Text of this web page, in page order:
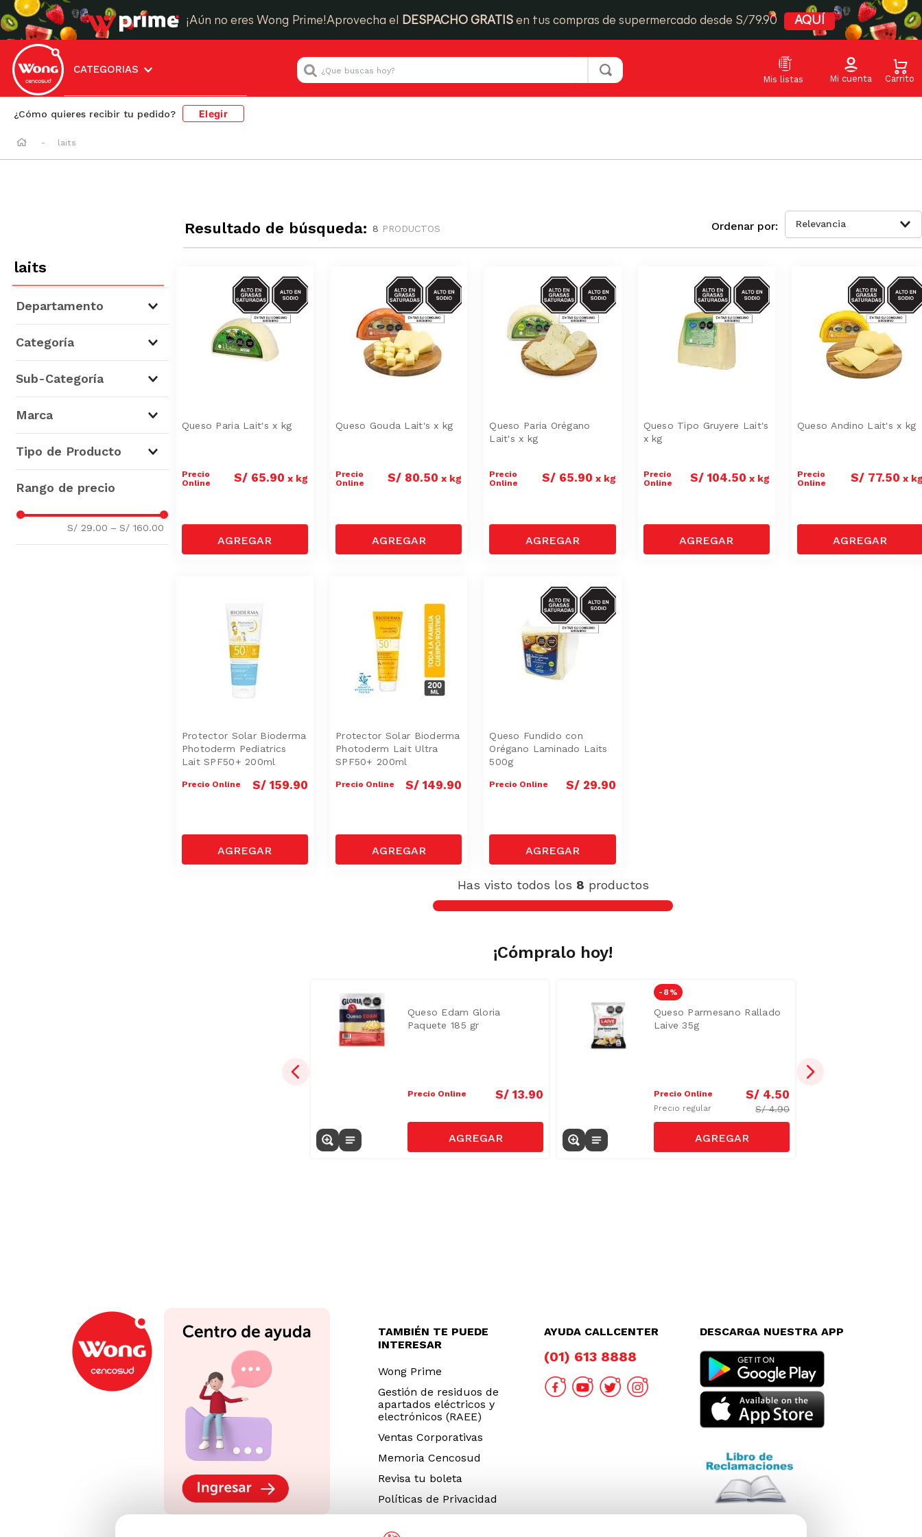
¡Aún no eres Wong Prime!Aprovecha el DESPACHO GRATIS en tus compras de supermercado desde S/79.90 AQUÍ
CATEGORIAS
¿Que buscas hoy?
¿Cómo quieres recibir tu pedido? Elegir
laits
Resultado de búsqueda: 8 PRODUCTOS Relevancia
laits
Departamento
Higiene, Salud y Belleza
Categoría
Sub-Categoría
Marca
Tipo de Producto
Bloqueadores
Queso Andino (1)
Queso Emmental - Gruyere
(1)
S/ 29.00 – S/ 160.00
SODIO/GRASAS-
SAT
Queso Paria Lait's x kg
Precio
Online
S/ 65.90 x kg
SODIO/GRASAS-
SAT
Queso Gouda Lait's x kg
Precio
Online
S/ 80.50 x kg
SODIO/GRASAS-
SAT
Queso Paria Orégano
Lait's x kg
Precio
Online
S/ 65.90 x kg
SODIO/GRASAS-
SAT
Queso Tipo Gruyere Lait's
x kg
Precio
Online
S/ 104.50 x kg
SODIO/
SAT
Queso Andino Lait's x kg
Precio
Online
S/ 77.50 x
Protector Solar Bioderma
Photoderm Pediatrics
Lait SPF50+ 200ml
Precio Online S/ 159.90
Protector Solar Bioderma
Photoderm Lait Ultra
SPF50+ 200ml
Precio Online S/ 149.90
SODIO/GRASAS-
SAT
Queso Fundido con
Orégano Laminado Laits
500g
Precio Online S/ 29.90
Has visto todos los 8 productos
¡Cómpralo hoy!
Queso Edam Gloria
Paquete 185 gr
Precio Online S/ 13.90
- 8 %
Queso Parmesano Rallado
Laive 35g
Precio Online S/ 4.50
Precio regular S/4.90
TAMBIÉN TE PUEDE
INTERESAR
Wong Prime
Gestión de residuos de
apartados eléctricos y
electrónicos (RAEE)
Ventas Corporativas
Memoria Cencosud
Revisa tu boleta
Políticas de Privacidad
AYUDA CALLCENTER
(01) 613 8888
DESCARGA NUESTRA APP